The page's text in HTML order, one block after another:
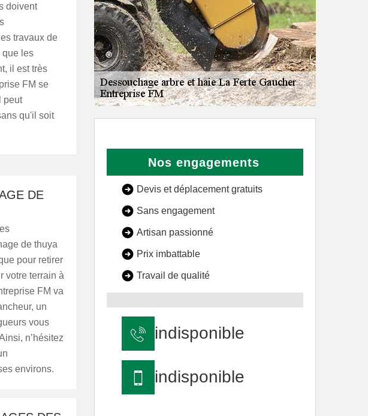
doivent
travaux de
que les
il est très
FM se
peut
qu'il soit
DE
de thuya
pour retirer
votre terrain à
FM va
un
vous
n’hésitez
environs.
Nos engagements
Devis et déplacement gratuits
Sans engagement
Artisan passionné
Prix imbattable
Travail de qualité
indisponible
indisponible